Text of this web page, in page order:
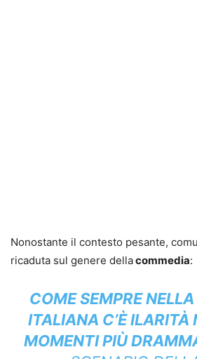
Nonostante il contesto pesante,
ricaduta sul genere dellacommedia:
COME SEMPRE
ITALIANA C’È ILARITÀ
MOMENTI PIÙ